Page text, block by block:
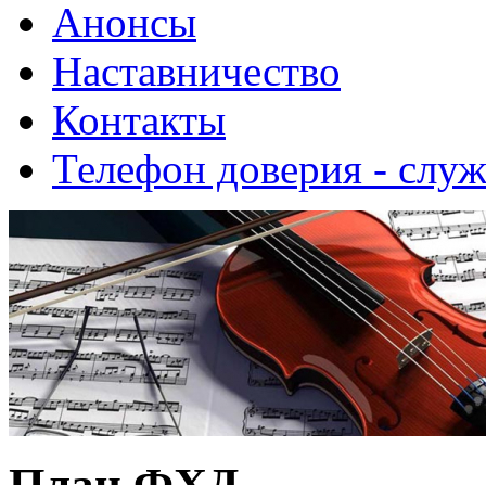
Анонсы
Наставничество
Контакты
Телефон доверия -